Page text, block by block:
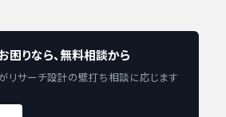
困りなら、無料相談から
リサーチ設計の壁打ち相談に応じます